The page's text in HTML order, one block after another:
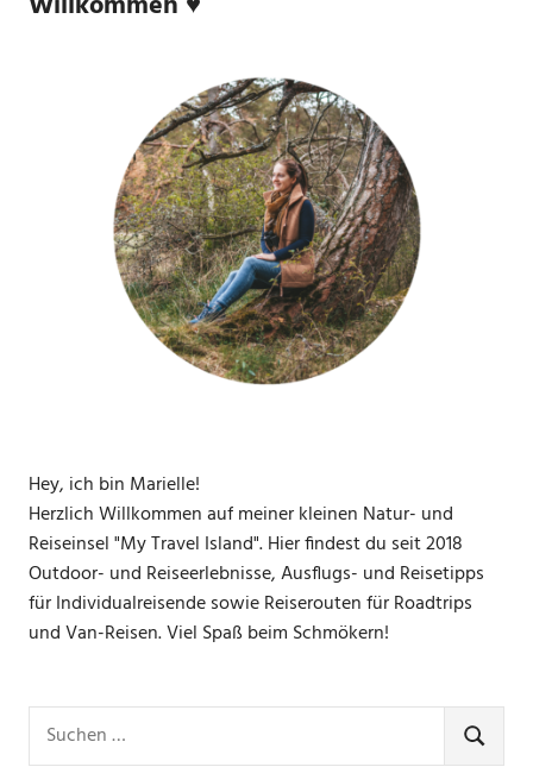
Hey, ich bin Marielle!
Herzlich Willkommen auf meiner kleinen Natur- und
Reiseinsel "My Travel Island". Hier findest du seit 2018
Outdoor- und Reiseerlebnisse, Ausflugs- und Reisetipps
für Individualreisende sowie Reiserouten für Roadtrips
und Van-Reisen. Viel Spaß beim Schmökern!
nach:
SUCHEN